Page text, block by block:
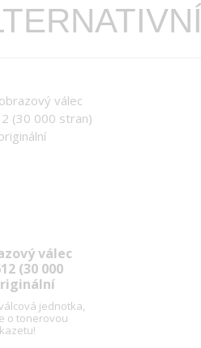
válec
(30 000
jednotka,
o tonerovou